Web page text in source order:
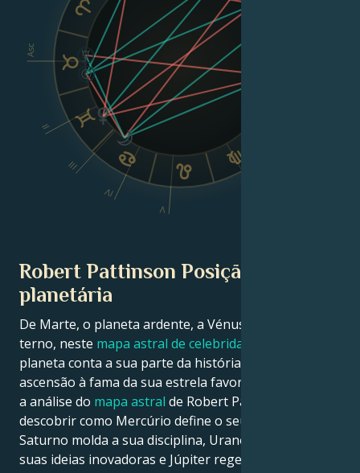
Asc
II
III
IV
V
Robert Pattinson Posição
planetária
De Marte, o planeta ardente, a Vénus, o planeta
terno, neste mapa astral de celebridades
planeta conta a sua parte da história sobre a
ascensão à fama da sua estrela favorita. Veja abaixo
a análise do mapa astral de Robert Pattinson para
descobrir como Mercúrio define o seu intelecto,
Saturno molda a sua disciplina, Urano desperta as
suas ideias inovadoras e Júpiter rege a sua sorte.